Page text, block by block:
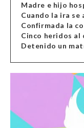
Cuando la ira se